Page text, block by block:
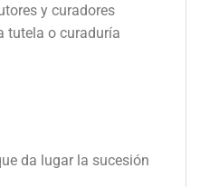
y curadores
tutela o curaduría
da lugar la sucesión